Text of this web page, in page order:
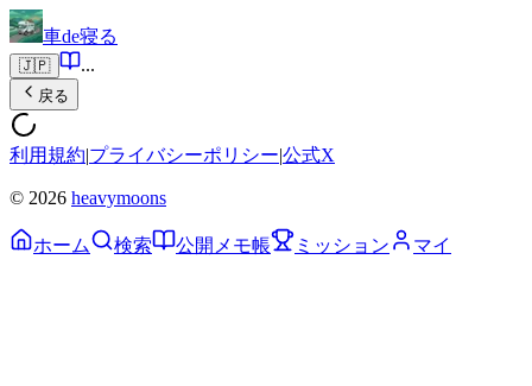
車de寝る
🇯🇵 ...
戻る
利用規約|プライバシーポリシー|公式X
© 2026 heavymoons
ホーム 検索 公開メモ帳 ミッション マイ